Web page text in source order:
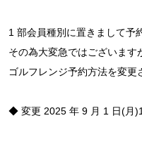
1 部会員種別に置きまして予
その為大変急ではございます
ゴルフレンジ予約方法を変更
◆ 変更 2025 年 9 月 1 日(月